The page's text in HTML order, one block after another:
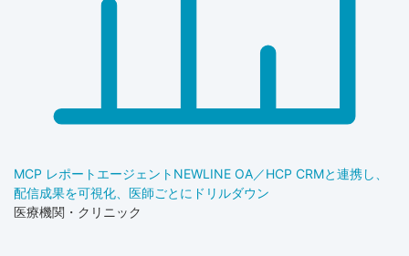
MCP レポートエージェント NEWLINE OA／HCP CRMと連携し、
配信成果を可視化、医師ごとにドリルダウン
医療機関・クリニック